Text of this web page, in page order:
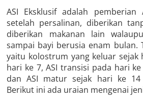
ASI Eksklusif adalah pemberian
setelah persalinan, diberikan
diberikan makanan lain
sampai bayi berusia enam bulan.
yaitu kolostrum yang keluar sejak
hari ke 7, ASI transisi pada hari
dan ASI matur sejak hari ke 14
Berikut ini ada uraian mengenai